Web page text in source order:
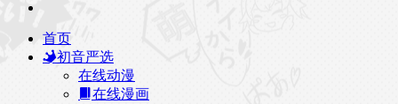
首页
初音严选
在线动漫
在线漫画